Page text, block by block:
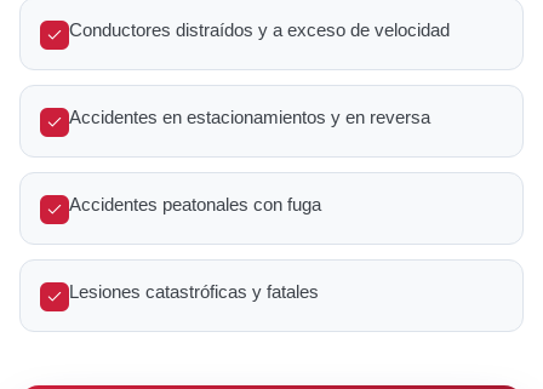
Conductores distraídos y a exceso de velocidad
Accidentes en estacionamientos y en reversa
Accidentes peatonales con fuga
Lesiones catastróficas y fatales